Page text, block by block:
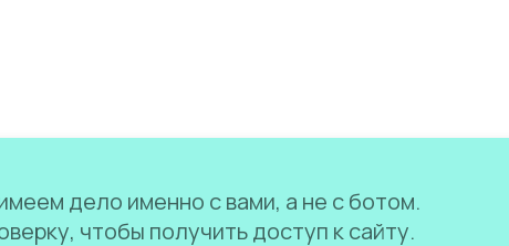
дело именно с вами, а не с ботом.
чтобы получить доступ к сайту.